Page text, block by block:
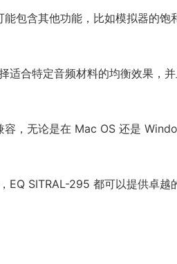
包含其他功能，比如模拟器的饱
适合特定音频材料的均衡效果，
，无论是在 Mac OS 还是
EQ SITRAL-295 都可以提供卓越